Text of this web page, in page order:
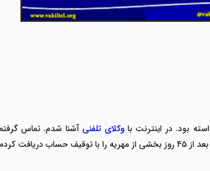
بود. در اینترنت باوکلای تلفنیآشنا شدم. تماس گرفتم
از ۴۵روز بخشی از مهریه را با توقیف حساب دریافت